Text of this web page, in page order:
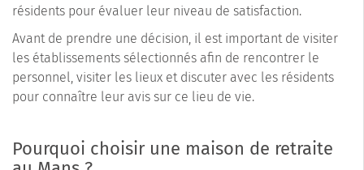
résidents pour évaluer leur niveau de satisfaction.
Avant de prendre une décision, il est important de visiter
les établissements sélectionnés afin de rencontrer le
personnel, visiter les lieux et discuter avec les résidents
pour connaître leur avis sur ce lieu de vie.
Pourquoi choisir une maison de retraite